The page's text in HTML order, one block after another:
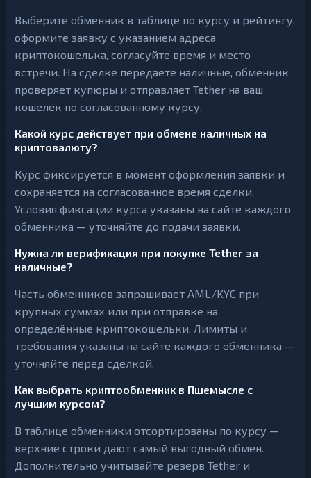
Выберите обменник в таблице по курсу и рейтингу,
оформите заявку с указанием адреса
криптокошелька, согласуйте время и место
встречи. На сделке передаёте наличные, обменник
проверяет купюры и отправляет Tether на ваш
кошелёк по согласованному курсу.
Какой курс действует при обмене наличных на
криптовалюту?
Курс фиксируется в момент оформления заявки и
сохраняется на согласованное время сделки.
Условия фиксации курса указаны на сайте каждого
обменника — уточняйте до подачи заявки.
Нужна ли верификация при покупке Tether за
наличные?
Часть обменников запрашивает AML/KYC при
крупных суммах или при отправке на
определённые криптокошельки. Лимиты и
требования указаны на сайте каждого обменника —
уточняйте перед сделкой.
Как выбрать криптообменник в Пшемысле с
лучшим курсом?
В таблице обменники отсортированы по курсу —
верхние строки дают самый выгодный обмен.
Дополнительно учитывайте резерв Tether и